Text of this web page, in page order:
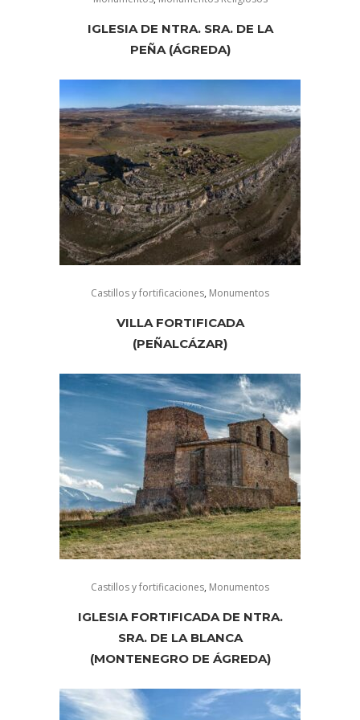
IGLESIA DE NTRA. SRA. DE LA
PEÑA (ÁGREDA)
Castillos y fortificaciones, Monumentos
VILLA FORTIFICADA
(PEÑALCÁZAR)
Castillos y fortificaciones, Monumentos
IGLESIA FORTIFICADA DE NTRA.
SRA. DE LA BLANCA
(MONTENEGRO DE ÁGREDA)